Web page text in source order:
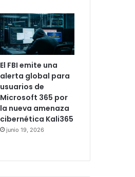
El FBI emite una
alerta global para
usuarios de
Microsoft 365 por
la nueva amenaza
cibernética Kali365
junio 19, 2026